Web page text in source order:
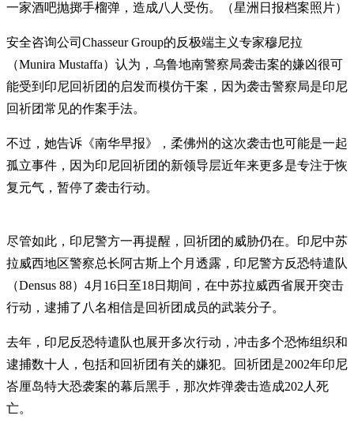
一家酒吧抛掷手榴弹，造成八人受伤。（星洲日报档案照片）
安全咨询公司Chasseur Group的反极端主义专家穆尼拉
（Munira Mustaffa）认为，乌鲁地南警察局袭击案的嫌凶很可
能受到印尼回祈团的启发而模仿干案，因为袭击警察局是印尼
回祈团常见的作案手法。
不过，她告诉《南华早报》，柔佛州的这次袭击也可能是一起
孤立事件，因为印尼回祈团的新领导层近年来更多是专注于恢
复元气，暂停了袭击行动。
尽管如此，印尼警方一再提醒，回祈团的威胁仍在。印尼中苏
拉威西地区警察总长阿古斯上个月透露，印尼警方反恐特遣队
（Densus 88）4月16日至18日期间，在中苏拉威西省展开突击
行动，逮捕了八名相信是回祈团成员的武装分子。
去年，印尼反恐特遣队也展开多次行动，冲击多个恐怖组织和
逮捕数十人，包括和回祈团有关的嫌犯。回祈团是2002年印尼
峇厘岛特大恐袭案的幕后黑手，那次炸弹袭击造成202人死
亡。